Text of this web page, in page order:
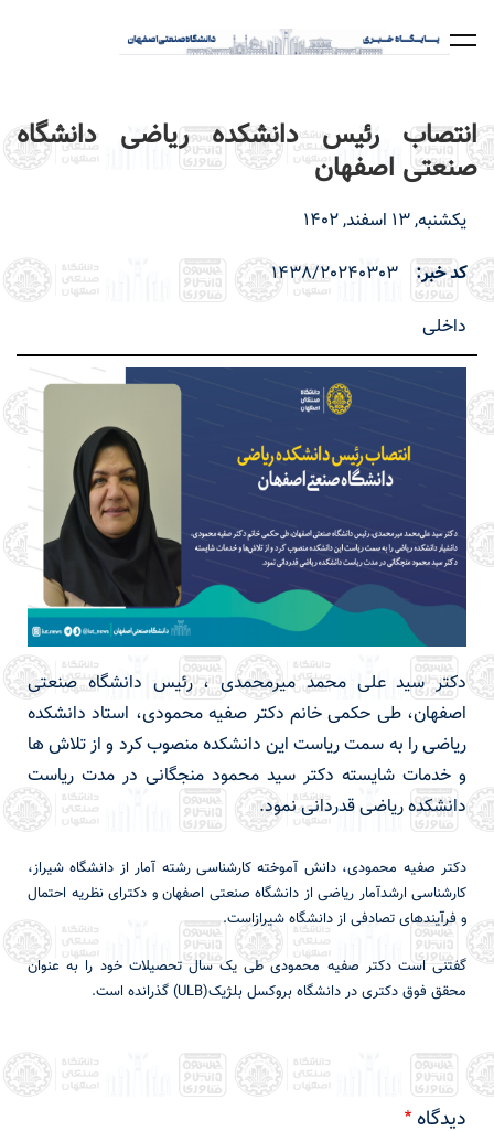
انتصاب رئیس دانشکده ریاضی دانشگاه
صنعتی اصفهان
یکشنبه, 13 اسفند, 1402
کد خبر
1438/20240303
داخلی
دکتر سید علی محمد میرمحمدی ، رئیس دانشگاه صنعتی
اصفهان، طی حکمی خانم دکتر صفیه محمودی، استاد دانشکده
ریاضی را به سمت ریاست این دانشکده منصوب کرد و از تلاش ها
و خدمات شایسته دکتر سید محمود منجگانی در مدت ریاست
دانشکده ریاضی قدردانی نمود.
دکتر صفیه محمودی، دانش آموخته کارشناسی رشته آمار از دانشگاه شیراز،
کارشناسی ارشدآمار ریاضی از دانشگاه صنعتی اصفهان و دکترای نظریه احتمال
و فرآیندهای تصادفی از دانشگاه شیرازاست.
گفتنی است دکتر صفیه محمودی طی یک سال تحصیلات خود را به عنوان
محقق فوق دکتری در دانشگاه بروکسل بلژیک(ULB) گذرانده است.
دیدگاه